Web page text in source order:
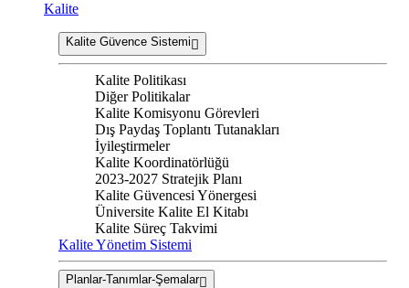
Kalite
Kalite Güvence Sistemi
Kalite Politikası
Diğer Politikalar
Kalite Komisyonu Görevleri
Dış Paydaş Toplantı Tutanakları
İyileştirmeler
Kalite Koordinatörlüğü
2023-2027 Stratejik Planı
Kalite Güvencesi Yönergesi
Üniversite Kalite El Kitabı
Kalite Süreç Takvimi
Kalite Yönetim Sistemi
Planlar-Tanımlar-Şemalar